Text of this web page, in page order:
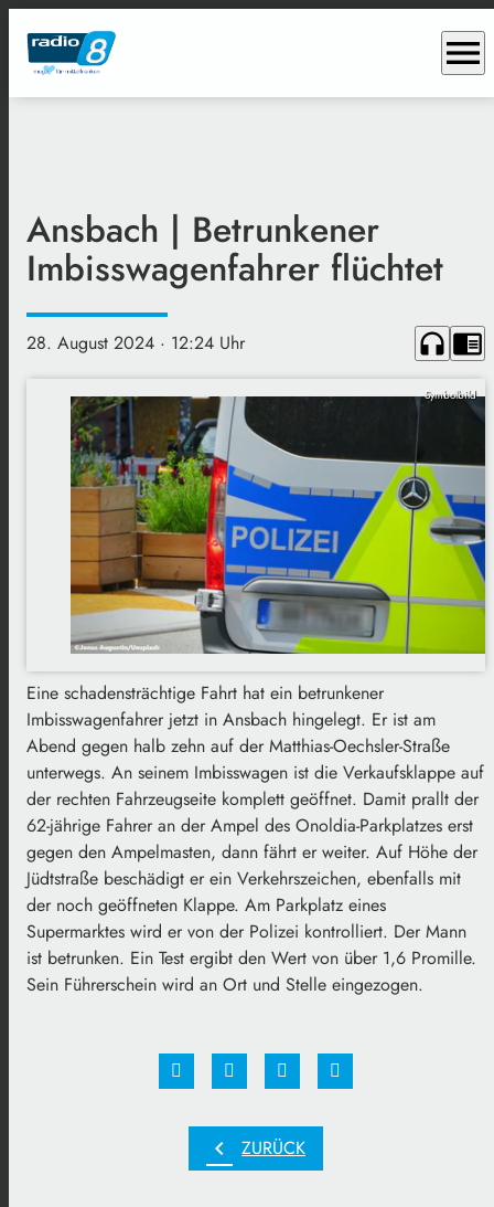
menu
Ansbach | Betrunkener
Imbisswagenfahrer flüchtet
28. August 2024 · 12:24 Uhr headphones chrome_reader_mode
Symbolbild
Eine schadensträchtige Fahrt hat ein betrunkener
Imbisswagenfahrer jetzt in Ansbach hingelegt. Er ist am
Abend gegen halb zehn auf der Matthias-Oechsler-Straße
unterwegs. An seinem Imbisswagen ist die Verkaufsklappe auf
der rechten Fahrzeugseite komplett geöffnet. Damit prallt der
62-jährige Fahrer an der Ampel des Onoldia-Parkplatzes erst
gegen den Ampelmasten, dann fährt er weiter. Auf Höhe der
Jüdtstraße beschädigt er ein Verkehrszeichen, ebenfalls mit
der noch geöffneten Klappe. Am Parkplatz eines
Supermarktes wird er von der Polizei kontrolliert. Der Mann
ist betrunken. Ein Test ergibt den Wert von über 1,6 Promille.
Sein Führerschein wird an Ort und Stelle eingezogen.
chevron_left ZURÜCK